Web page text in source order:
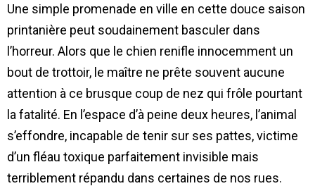
Une simple promenade en ville en cette douce saison
printanière peut soudainement basculer dans
l’horreur. Alors que le chien renifle innocemment un
bout de trottoir, le maître ne prête souvent aucune
attention à ce brusque coup de nez qui frôle pourtant
la fatalité. En l’espace d’à peine deux heures, l’animal
s’effondre, incapable de tenir sur ses pattes, victime
d’un fléau toxique parfaitement invisible mais
terriblement répandu dans certaines de nos rues.